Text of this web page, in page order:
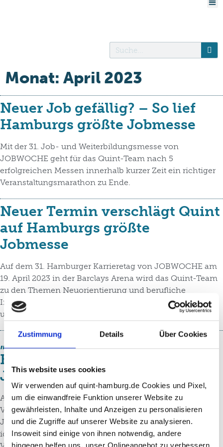
Zustimmung Details Über Cookies
This website uses cookies
Wir verwenden auf quint-hamburg.de Cookies und Pixel,
um die einwandfreie Funktion unserer Website zu
gewährleisten, Inhalte und Anzeigen zu personalisieren
und die Zugriffe auf unserer Website zu analysieren.
Insoweit sind einige von ihnen notwendig, andere
hingegen helfen uns, unser Onlineangebot zu verbessern
Monat: April 2023
Neuer Job gefällig? – So lief
Hamburgs größte Jobmesse
Mit der 31. Job- und Weiterbildungsmesse von
JOBWOCHE geht für das Quint-Team nach 5
erfolgreichen Messen innerhalb kurzer Zeit ein richtiger
Veranstaltungsmarathon zu Ende.
Neuer Termin verschlägt Quint
auf Hamburgs größte
Jobmesse
Auf dem 31. Hamburger Karrieretag von JOBWOCHE am
19. April 2023 in der Barclays Arena wird das Quint-Team
zu den Themen Neuorientierung und berufliche
Integration in den Hamburger Wirtschaftssektor Rede
und Antwort stehen.
„Alle Wege zu Deiner neuen
Karriere!“ – Quint auf der
Jobmesse Hamburg
Am 25. März 2023 stand die 16. Jobmesse Hamburg im
Volksparkstadion als Wiege der Berufsorientierung und
Jobsuche im Rampenlicht. Für das Quint-Team also die
ideale Gelegenheit, die aktuellen Angebote rund um